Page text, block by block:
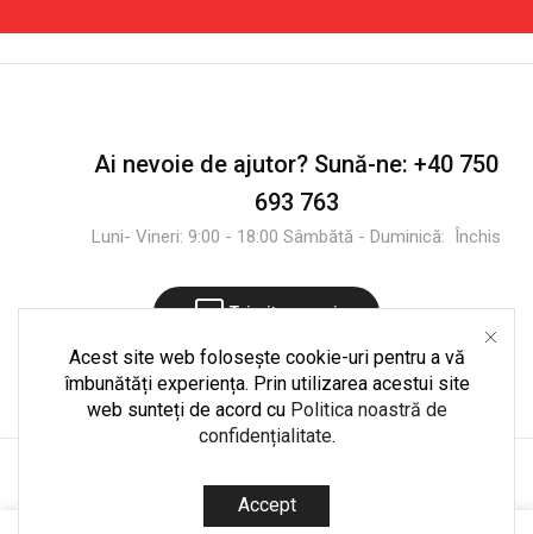
Ai nevoie de ajutor? Sună-ne: +40 750
693 763
Luni- Vineri: 9:00 - 18:00 Sâmbătă - Duminică: Închis
Trimite mesaj
CultShop.ro. Dezvoltare și mentenanță
codedpro.ro
Acest site web folosește cookie-uri pentru a vă
îmbunătăți experiența. Prin utilizarea acestui site
web sunteți de acord cu Politica noastră de
confidențialitate.
Accept